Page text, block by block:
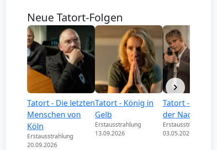
Neue Tatort-Folgen
Tatort - Die letzten
Menschen von
Köln
Erstausstrahlung
20.09.2026
Tatort - König in
Gelb
Erstausstrahlung
13.09.2026
Tatort - Könige
der Nacht
Erstausstrahlung
03.05.2026